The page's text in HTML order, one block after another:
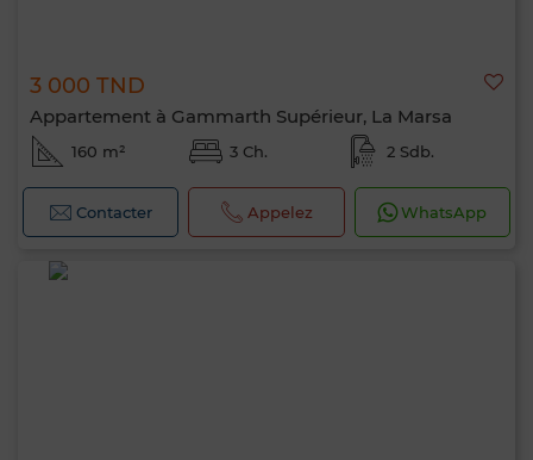
3 000 TND
Appartement à Gammarth Supérieur, La Marsa
160 m² 3 Ch. 2 Sdb.
Contacter Appelez WhatsApp